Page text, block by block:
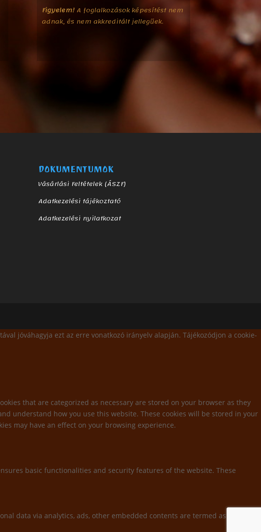
Figyelem! A foglalkozások képesítést nem
adnak, és nem akkreditált jellegűek.
DOKUMENTUMOK
Vásárlási Feltételek (ÁSZF)
Adatkezelési tájékoztató
Adatkezelési nyilatkozat
jóváhagyja ezt az erre vonatkozó irányelv alapján. Tájékozódjon a cookie-
that are categorized as necessary are stored on your browser as they
understand how you use this website. These cookies will be stored in your
may have an effect on your browsing experience.
basic functionalities and security features of the website. These
data via analytics, ads, other embedded contents are termed as non-